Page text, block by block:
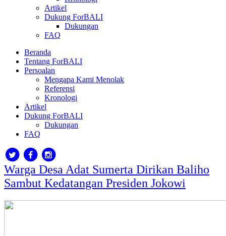
Artikel
Dukung ForBALI
Dukungan
FAQ
Beranda
Tentang ForBALI
Persoalan
Mengapa Kami Menolak
Referensi
Kronologi
Artikel
Dukung ForBALI
Dukungan
FAQ
Warga Desa Adat Sumerta Dirikan Baliho
Sambut Kedatangan Presiden Jokowi